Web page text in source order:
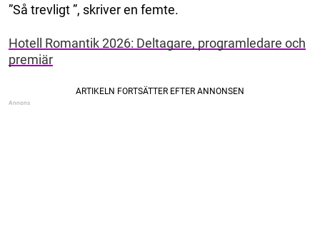
”Så trevligt ”, skriver en femte.
Hotell Romantik 2026: Deltagare, programledare och
premiär